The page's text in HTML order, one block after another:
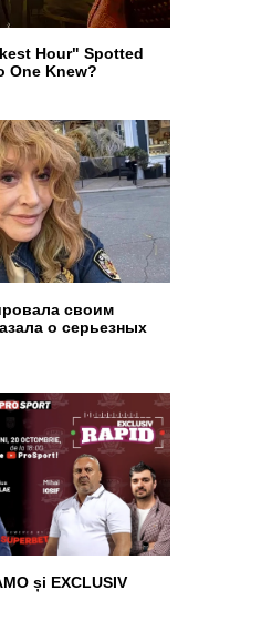
Hour" Spotted
One Knew?
своим
о серьезных
și EXCLUSIV